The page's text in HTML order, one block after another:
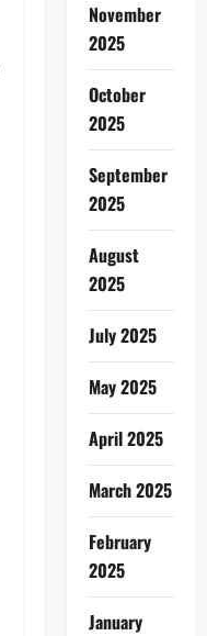
November
2025
October
2025
September
2025
August
2025
July 2025
May 2025
April 2025
March 2025
February
2025
January